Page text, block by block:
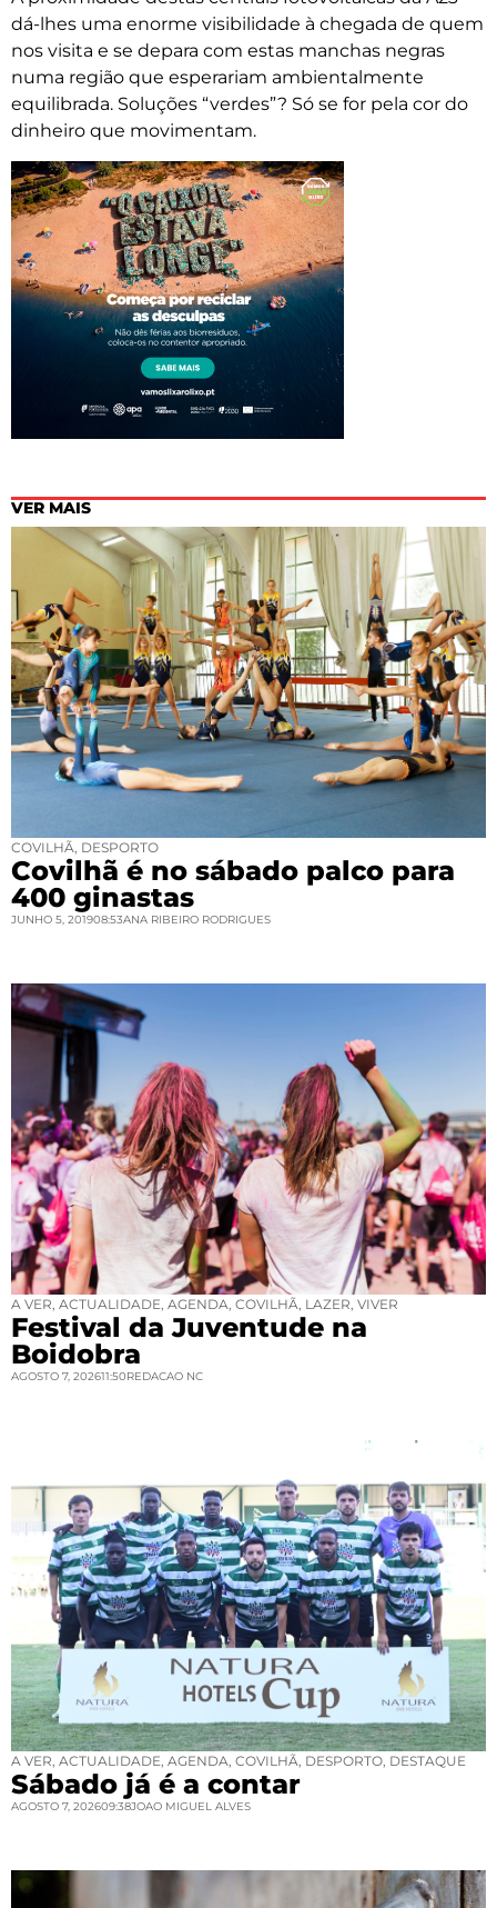
dá-lhes uma enorme visibilidade à chegada de quem
nos visita e se depara com estas manchas negras
numa região que esperariam ambientalmente
equilibrada. Soluções “verdes”? Só se for pela cor do
dinheiro que movimentam.
VER MAIS
COVILHÃ DESPORTO
Covilhã é no sábado palco para
400 ginastas
JUNHO 5, 201908:53ANA RIBEIRO RODRIGUES
A VER ACTUALIDADE AGENDA COVILHÃ LAZER VIVER
Festival da Juventude na
Boidobra
AGOSTO 7, 202611:50REDACAO NC
A VER ACTUALIDADE AGENDA COVILHÃ DESPORTO DESTAQUE
Sábado já é a contar
AGOSTO 7, 202609:38JOAO MIGUEL ALVES